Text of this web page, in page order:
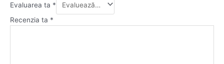
Evaluarea ta *
Recenzia ta *